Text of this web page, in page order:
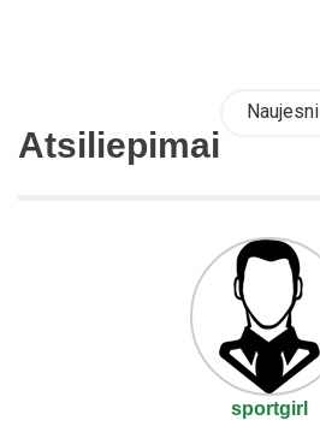
Atsiliepimai
Naujesni
sportgirl